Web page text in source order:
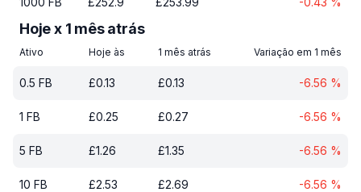
Hoje x 1 mês atrás
Ativo Hoje às 1 mês atrás Variação em 1 mês
0.5 FB £0.13 £0.13 -6.56 %
1 FB £0.25 £0.27 -6.56 %
5 FB £1.26 £1.35 -6.56 %
10 FB £2.53 £2.69 -6.56 %